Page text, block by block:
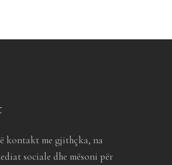
kontakt me gjithçka, na
sociale dhe mësoni për